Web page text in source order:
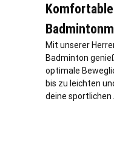
Mit unserer
Badminton
optimale
bis zu leichten
deine sportlichen